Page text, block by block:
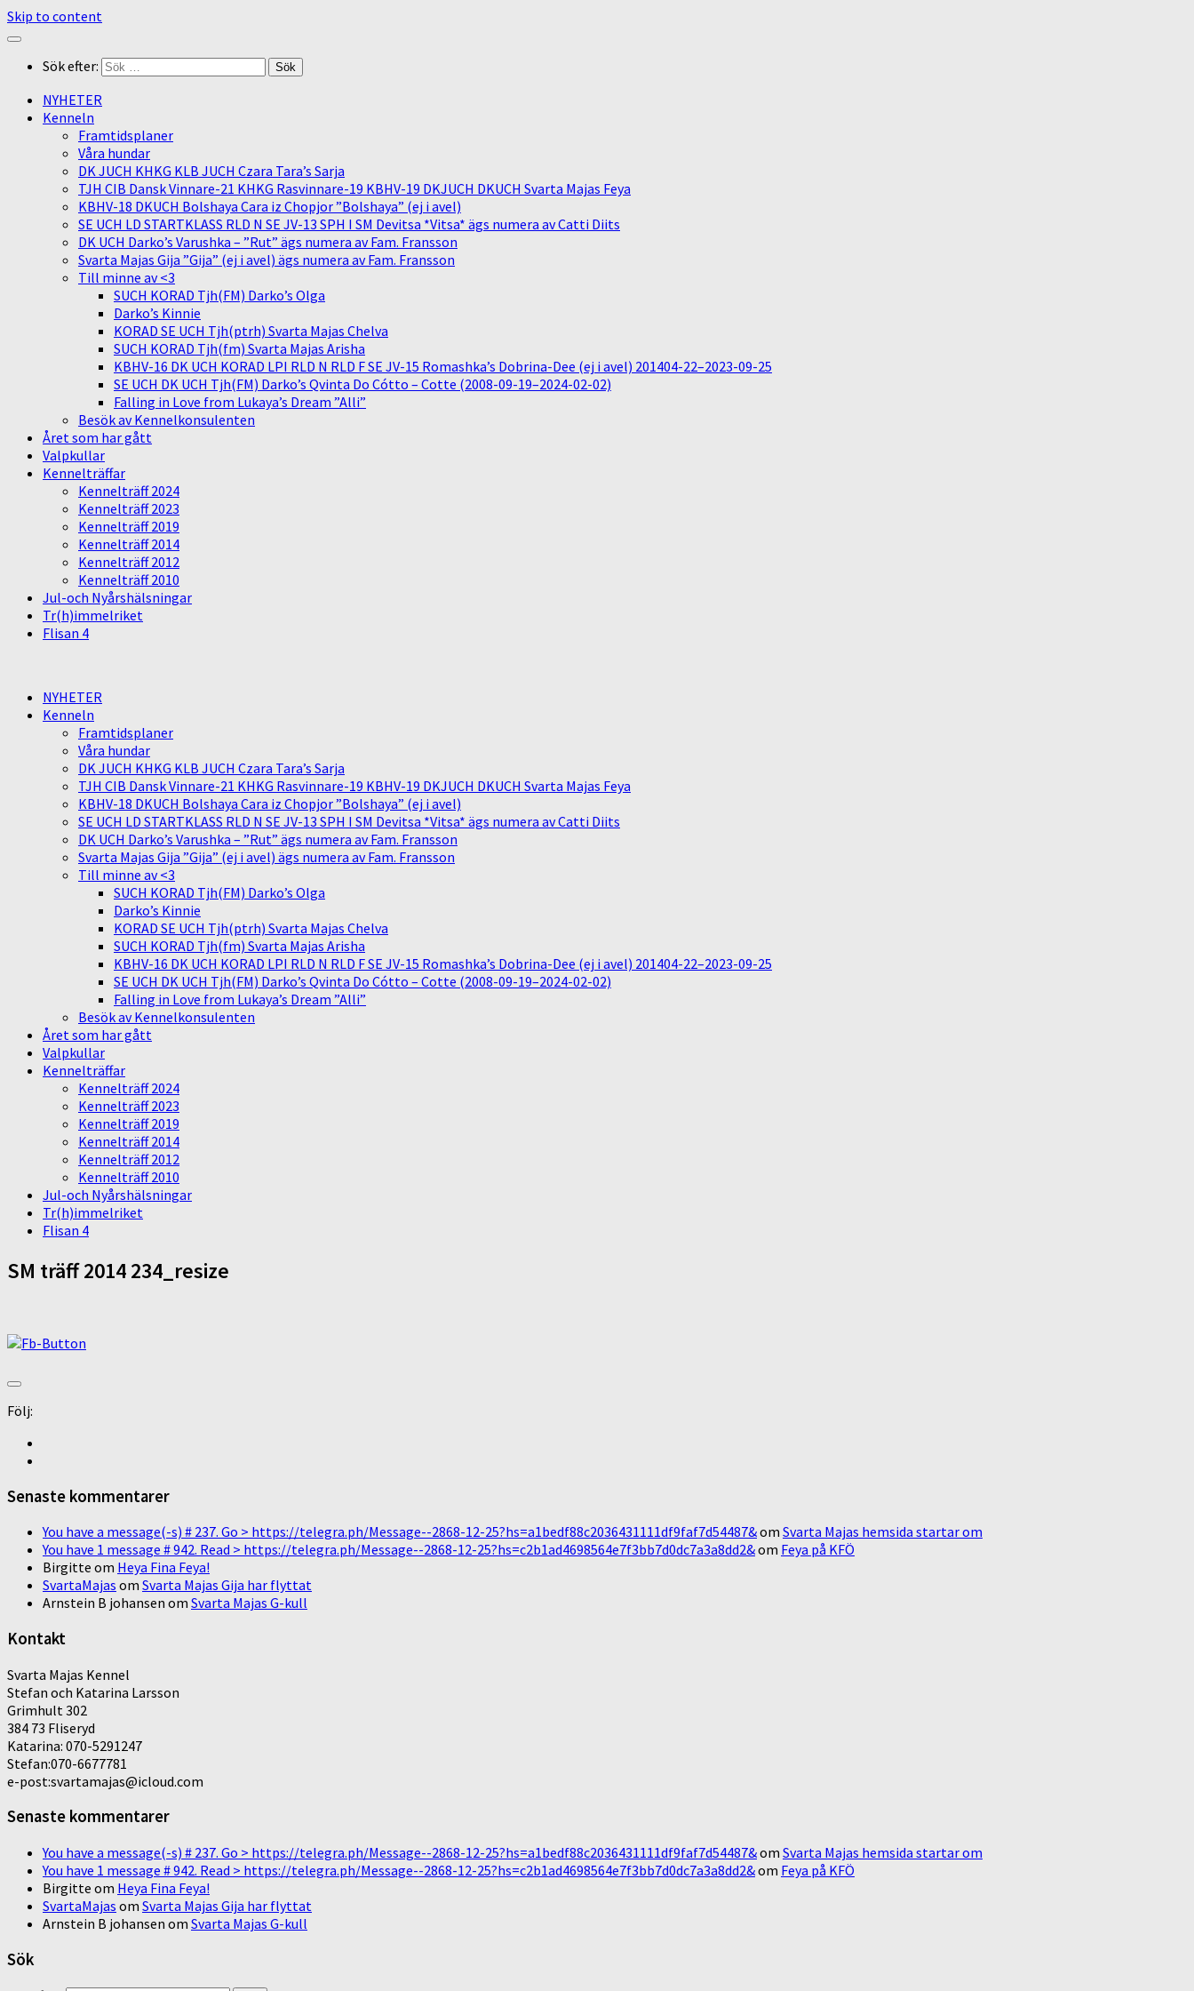
Skip to content
Sök efter:
NYHETER
Kenneln
Framtidsplaner
Våra hundar
DK JUCH KHKG KLB JUCH Czara Tara’s Sarja
TJH CIB Dansk Vinnare-21 KHKG Rasvinnare-19 KBHV-19 DKJUCH DKUCH Svarta Majas Feya
KBHV-18 DKUCH Bolshaya Cara iz Chopjor ”Bolshaya” (ej i avel)
SE UCH LD STARTKLASS RLD N SE JV-13 SPH I SM Devitsa *Vitsa* ägs numera av Catti Diits
DK UCH Darko’s Varushka – ”Rut” ägs numera av Fam. Fransson
Svarta Majas Gija ”Gija” (ej i avel) ägs numera av Fam. Fransson
Till minne av <3
SUCH KORAD Tjh(FM) Darko’s Olga
Darko’s Kinnie
KORAD SE UCH Tjh(ptrh) Svarta Majas Chelva
SUCH KORAD Tjh(fm) Svarta Majas Arisha
KBHV-16 DK UCH KORAD LPI RLD N RLD F SE JV-15 Romashka’s Dobrina-Dee (ej i avel) 201404-22–2023-09-25
SE UCH DK UCH Tjh(FM) Darko’s Qvinta Do Cótto – Cotte (2008-09-19–2024-02-02)
Falling in Love from Lukaya’s Dream ”Alli”
Besök av Kennelkonsulenten
Året som har gått
Valpkullar
Kennelträffar
Kennelträff 2024
Kennelträff 2023
Kennelträff 2019
Kennelträff 2014
Kennelträff 2012
Kennelträff 2010
Jul-och Nyårshälsningar
Tr(h)immelriket
Flisan 4
NYHETER
Kenneln
Framtidsplaner
Våra hundar
DK JUCH KHKG KLB JUCH Czara Tara’s Sarja
TJH CIB Dansk Vinnare-21 KHKG Rasvinnare-19 KBHV-19 DKJUCH DKUCH Svarta Majas Feya
KBHV-18 DKUCH Bolshaya Cara iz Chopjor ”Bolshaya” (ej i avel)
SE UCH LD STARTKLASS RLD N SE JV-13 SPH I SM Devitsa *Vitsa* ägs numera av Catti Diits
DK UCH Darko’s Varushka – ”Rut” ägs numera av Fam. Fransson
Svarta Majas Gija ”Gija” (ej i avel) ägs numera av Fam. Fransson
Till minne av <3
SUCH KORAD Tjh(FM) Darko’s Olga
Darko’s Kinnie
KORAD SE UCH Tjh(ptrh) Svarta Majas Chelva
SUCH KORAD Tjh(fm) Svarta Majas Arisha
KBHV-16 DK UCH KORAD LPI RLD N RLD F SE JV-15 Romashka’s Dobrina-Dee (ej i avel) 201404-22–2023-09-25
SE UCH DK UCH Tjh(FM) Darko’s Qvinta Do Cótto – Cotte (2008-09-19–2024-02-02)
Falling in Love from Lukaya’s Dream ”Alli”
Besök av Kennelkonsulenten
Året som har gått
Valpkullar
Kennelträffar
Kennelträff 2024
Kennelträff 2023
Kennelträff 2019
Kennelträff 2014
Kennelträff 2012
Kennelträff 2010
Jul-och Nyårshälsningar
Tr(h)immelriket
Flisan 4
SM träff 2014 234_resize
Följ:
Senaste kommentarer
You have a message(-s) # 237. Go > https://telegra.ph/Message--2868-12-25?hs=a1bedf88c2036431111df9faf7d54487&om Svarta Majas hemsida startar om
You have 1 message # 942. Read > https://telegra.ph/Message--2868-12-25?hs=c2b1ad4698564e7f3bb7d0dc7a3a8dd2&om Feya på KFÖ
Birgitte om Heya Fina Feya!
SvartaMajas om Svarta Majas Gija har flyttat
Arnstein B johansen om Svarta Majas G-kull
Kontakt
Svarta Majas Kennel
Stefan och Katarina Larsson
Grimhult 302
384 73 Fliseryd
Katarina: 070-5291247
Stefan:070-6677781
e-post:svartamajas@icloud.com
Senaste kommentarer
You have a message(-s) # 237. Go > https://telegra.ph/Message--2868-12-25?hs=a1bedf88c2036431111df9faf7d54487&om Svarta Majas hemsida startar om
You have 1 message # 942. Read > https://telegra.ph/Message--2868-12-25?hs=c2b1ad4698564e7f3bb7d0dc7a3a8dd2&om Feya på KFÖ
Birgitte om Heya Fina Feya!
SvartaMajas om Svarta Majas Gija har flyttat
Arnstein B johansen om Svarta Majas G-kull
Sök